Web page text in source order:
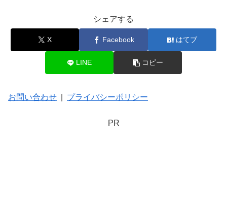
シェアする
X Facebook はてブ
LINE コピー
お問い合わせ プライバシーポリシー
PR